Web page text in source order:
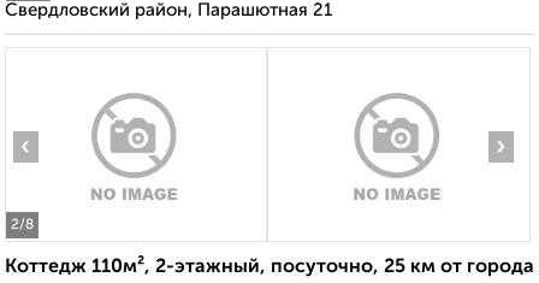
Свердловский район, Парашютная 21
2/8
‹ ›
Коттедж 110м², 2-этажный, посуточно, 25 км от города